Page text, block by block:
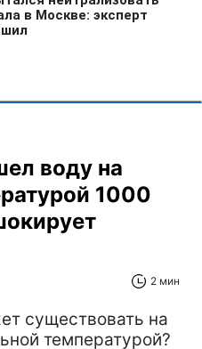
воду на
1000
2 мин
существовать на
температурой?